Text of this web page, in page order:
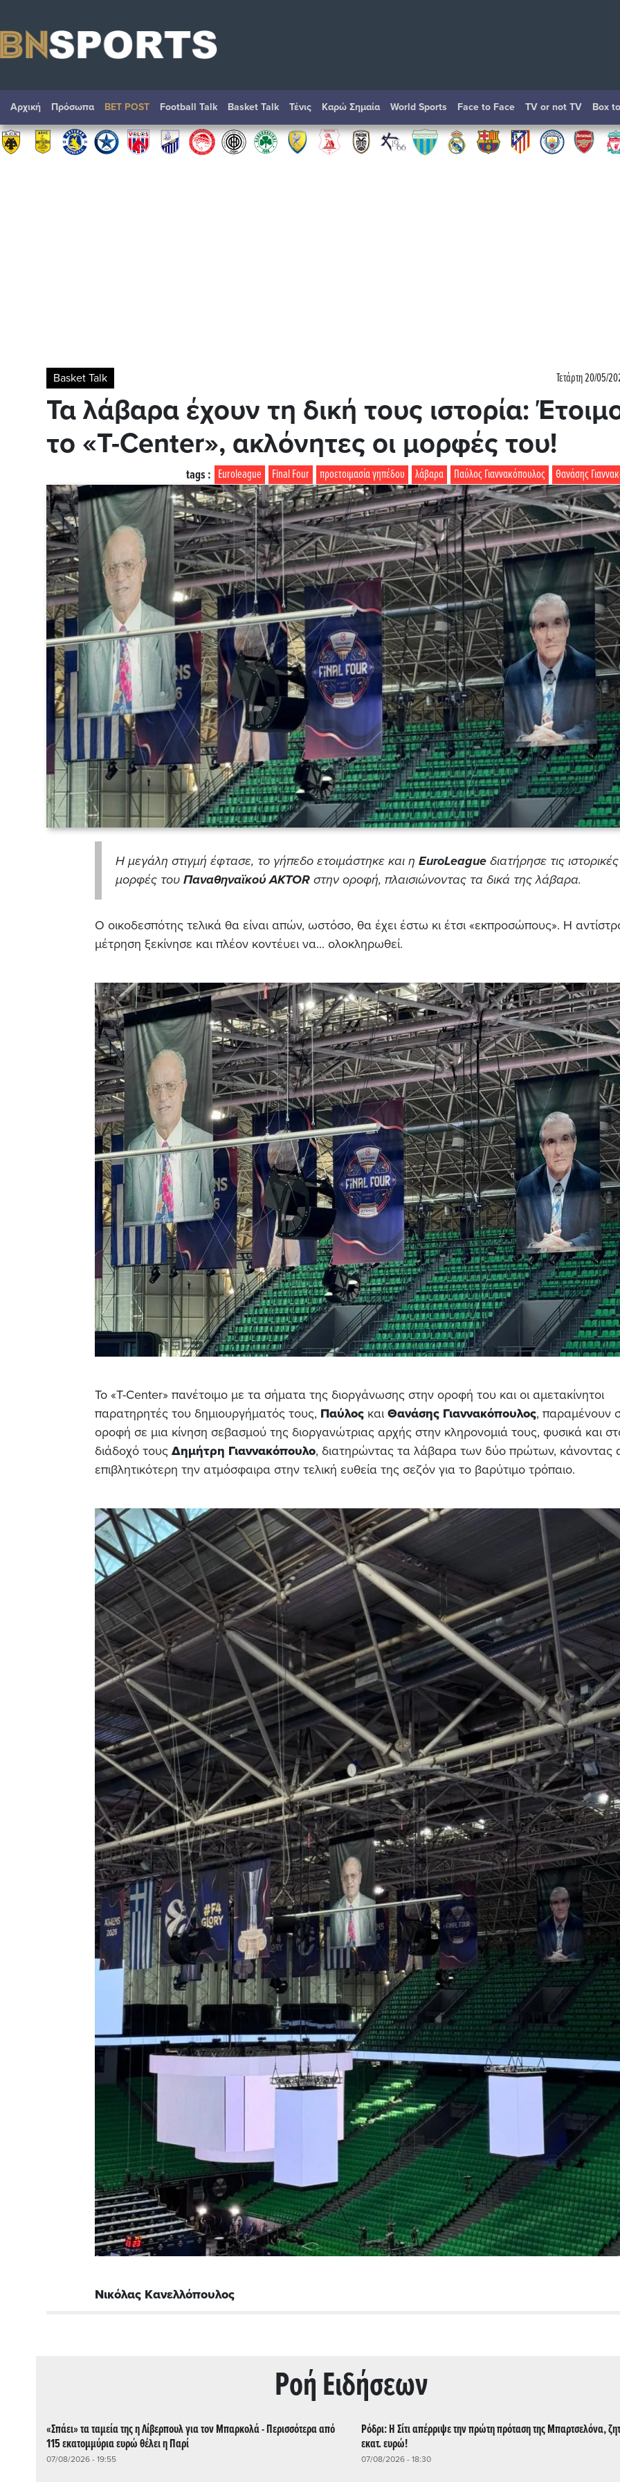
Αρχική Πρόσωπα BET POST Football Talk Basket Talk Τένις Καρώ Σημαία World Sports Face to Face TV or not TV Box
Basket Talk Τετάρτη 20/05/
Τα λάβαρα έχουν τη δική τους ιστορία:
το «T-Center», ακλόνητες οι μορφές του!
Θανάσης
Παύλος Γιαννακόπουλος
λάβαρα
προετοιμασία γηπέδου
Final Four
Euroleague
tags :
Η μεγάλη στιγμή έφτασε, το γήπεδο ετοιμάστηκε και η EuroLeague διατήρησε τις ιστορικές
μορφές του Παναθηναϊκού AKTOR στην οροφή, πλαισιώνοντας τα δικά της λάβαρα.
Ο οικοδεσπότης τελικά θα είναι απών, ωστόσο, θα έχει έστω κι έτσι «εκπροσώπους». Η
μέτρηση ξεκίνησε και πλέον κοντέυει να... ολοκληρωθεί.
Το «T-Center» πανέτοιμο με τα σήματα της διοργάνωσης στην οροφή του και οι αμετακίνητοι
παρατηρητές του δημιουργήματός τους, Παύλος και Θανάσης Γιαννακόπουλος, παραμένουν
οροφή σε μια κίνηση σεβασμού της διοργανώτριας αρχής στην κληρονομιά τους, φυσικά και
διάδοχό τους Δημήτρη Γιαννακόπουλο, διατηρώντας τα λάβαρα των δύο πρώτων, κάνοντας
επιβλητικότερη την ατμόσφαιρα στην τελική ευθεία της σεζόν για το βαρύτιμο τρόπαιο.
Νικόλας Κανελλόπουλος
Ρoή Ειδήσεων
«Σπάει» τα ταμεία της η Λίβερπουλ για τον Μπαρκολά - Περισσότερα από
115 εκατομμύρια ευρώ θέλει η Παρί
07/08/2026 - 19:55
Ρόδρι: Η Σίτι απέρριψε την πρώτη πρόταση της Μπαρτσελόνα,
εκατ. ευρώ!
07/08/2026 - 18:30